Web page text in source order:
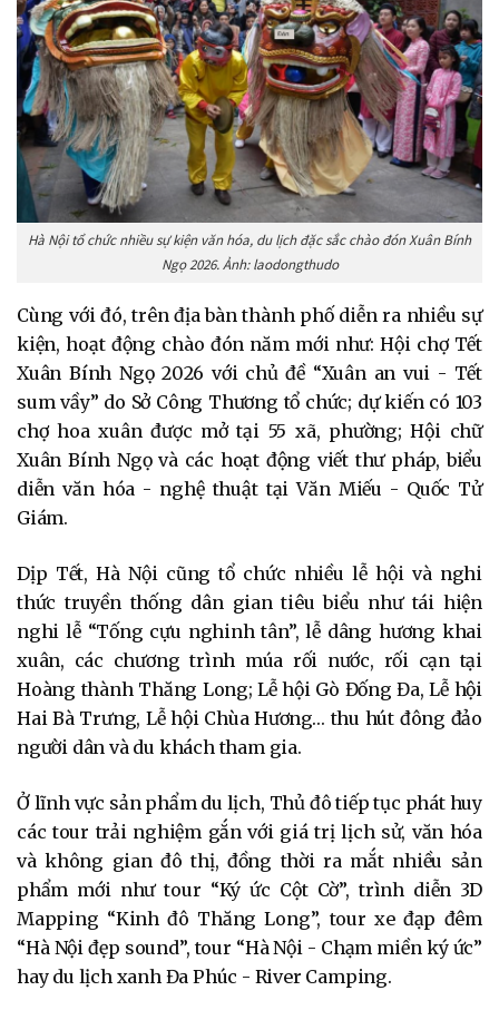
Hà Nội tổ chức nhiều sự kiện văn hóa, du lịch đặc sắc chào đón Xuân Bính
Ngọ 2026. Ảnh: laodongthudo
Cùng với đó, trên địa bàn thành phố diễn ra nhiều sự
kiện, hoạt động chào đón năm mới như: Hội chợ Tết
Xuân Bính Ngọ 2026 với chủ đề “Xuân an vui - Tết
sum vầy” do Sở Công Thương tổ chức; dự kiến có 103
chợ hoa xuân được mở tại 55 xã, phường; Hội chữ
Xuân Bính Ngọ và các hoạt động viết thư pháp, biểu
diễn văn hóa - nghệ thuật tại Văn Miếu - Quốc Tử
Giám.
Dịp Tết, Hà Nội cũng tổ chức nhiều lễ hội và nghi
thức truyền thống dân gian tiêu biểu như tái hiện
nghi lễ “Tống cựu nghinh tân”, lễ dâng hương khai
xuân, các chương trình múa rối nước, rối cạn tại
Hoàng thành Thăng Long; Lễ hội Gò Đống Đa, Lễ hội
Hai Bà Trưng, Lễ hội Chùa Hương… thu hút đông đảo
người dân và du khách tham gia.
Ở lĩnh vực sản phẩm du lịch, Thủ đô tiếp tục phát huy
các tour trải nghiệm gắn với giá trị lịch sử, văn hóa
và không gian đô thị, đồng thời ra mắt nhiều sản
phẩm mới như tour “Ký ức Cột Cờ”, trình diễn 3D
Mapping “Kinh đô Thăng Long”, tour xe đạp đêm
“Hà Nội đẹp sound”, tour “Hà Nội - Chạm miền ký ức”
hay du lịch xanh Đa Phúc - River Camping.